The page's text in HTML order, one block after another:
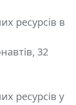
ресурсів в
32
ресурсів у